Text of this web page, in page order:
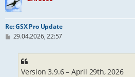
Re: GSX Pro Update
B
29.04.2026, 22:57
Version 3.9.6 – April 29th, 2026